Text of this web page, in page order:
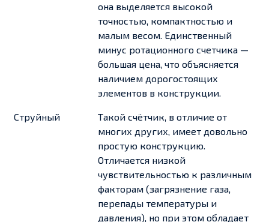
она выделяется высокой
точностью, компактностью и
малым весом. Единственный
минус ротационного счетчика —
большая цена, что объясняется
наличием дорогостоящих
элементов в конструкции.
Струйный
Такой счётчик, в отличие от
многих других, имеет довольно
простую конструкцию.
Отличается низкой
чувствительностью к различным
факторам (загрязнение газа,
перепады температуры и
давления), но при этом обладает